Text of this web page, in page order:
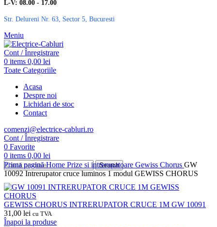
L-V: 08.00 - 17.00
Str. Delureni Nr. 63, Sector 5, Bucuresti
Meniu
Cont / Înregistrare
0 items 0,00 lei
Toate Categoriile
Acasa
Despre noi
Lichidari de stoc
Contact
comenzi@electrice-cabluri.ro
Cont / Înregistrare
0 Favorite
0 items 0,00 lei
Search
Prima paginăHome Prize si intrerupatoare Gewiss Chorus GW
10092 Intrerupator cruce luminos 1 modul GEWISS CHORUS
GEWISS CHORUS INTRERUPATOR CRUCE 1M GW 10091
31,00 lei cu TVA
Înapoi la produse